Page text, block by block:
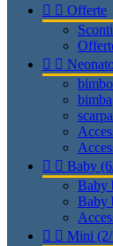
  Offerte
 
bimbo
bimba
  Baby
Baby
Baby
  Mini